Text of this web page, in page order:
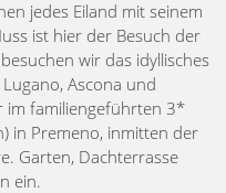
jedes Eiland mit seinem
ist hier der Besuch der
wir das idyllisches
Ascona und
im familiengeführten 3*
in Premeno, inmitten der
Garten, Dachterrasse
ein.